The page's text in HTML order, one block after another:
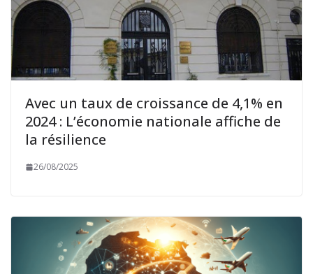
Avec un taux de croissance de 4,1% en
2024 : L’économie nationale affiche de
la résilience
26/08/2025